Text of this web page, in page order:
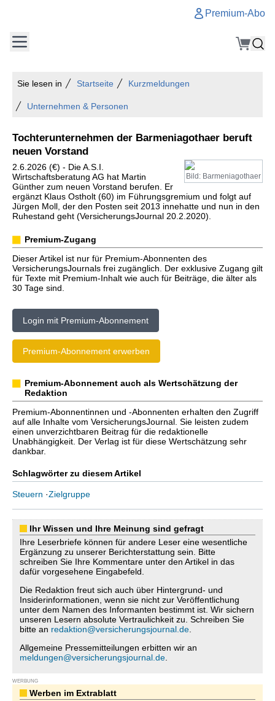
Premium-Abo
Sie lesen in Startseite Kurzmeldungen
Unternehmen & Personen
Tochterunternehmen der Barmeniagothaer beruft
neuen Vorstand
Bild: Barmeniagothaer
2.6.2026 (€) - Die A.S.I.
Wirtschaftsberatung AG hat Martin
Günther zum neuen Vorstand berufen. Er
ergänzt Klaus Ostholt (60) im Führungsgremium und folgt auf
Jürgen Moll, der den Posten seit 2013 innehatte und nun in den
Ruhestand geht (VersicherungsJournal 20.2.2020).
Premium-Zugang
Dieser Artikel ist nur für Premium-Abonnenten des
VersicherungsJournals frei zugänglich. Der exklusive Zugang gilt
für Texte mit Premium-Inhalt wie auch für Beiträge, die älter als
30 Tage sind.
Login mit Premium-Abonnement
Premium-Abonnement erwerben
Premium-Abonnement auch als Wertschätzung der
Redaktion
Premium-Abonnentinnen und -Abonnenten erhalten den Zugriff
auf alle Inhalte vom VersicherungsJournal. Sie leisten zudem
einen unverzichtbaren Beitrag für die redaktionelle
Unabhängigkeit. Der Verlag ist für diese Wertschätzung sehr
dankbar.
Schlagwörter zu diesem Artikel
Steuern ·Zielgruppe
Ihr Wissen und Ihre Meinung sind gefragt
Ihre Leserbriefe können für andere Leser eine wesentliche
Ergänzung zu unserer Berichterstattung sein. Bitte
schreiben Sie Ihre Kommentare unter den Artikel in das
dafür vorgesehene Eingabefeld.
Die Redaktion freut sich auch über Hintergrund- und
Insiderinformationen, wenn sie nicht zur Veröffentlichung
unter dem Namen des Informanten bestimmt ist. Wir sichern
unseren Lesern absolute Vertraulichkeit zu. Schreiben Sie
bitte an redaktion@versicherungsjournal.de
Allgemeine Pressemitteilungen erbitten wir an
meldungen@versicherungsjournal.de
WERBUNG
Werben im Extrablatt